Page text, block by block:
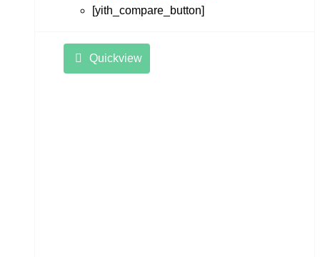
[yith_compare_button]
Quickview